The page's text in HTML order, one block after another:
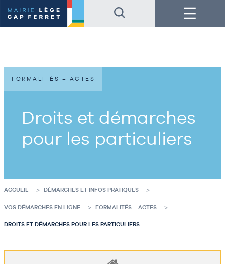
au
contenu
de
au
pied
de
Menu
Droits et démarches
pour les particuliers
FORMALITÉS – ACTES
ACCUEIL DÉMARCHES ET INFOS PRATIQUES
VOS DÉMARCHES EN LIGNE FORMALITÉS – ACTES
DROITS ET DÉMARCHES POUR LES PARTICULIERS